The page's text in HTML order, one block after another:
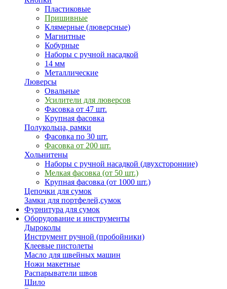
Пластиковые
Пришивные
Клямерные (люверсные)
Магнитные
Кобурные
Наборы с ручной насадкой
14 мм
Металлические
Люверсы
Овальные
Усилители для люверсов
Фасовка от 47 шт.
Крупная фасовка
Полукольца, рамки
Фасовка по 30 шт.
Фасовка от 200 шт.
Хольнитены
Наборы с ручной насадкой (двухсторонние)
Мелкая фасовка (от 50 шт.)
Крупная фасовка (от 1000 шт.)
Цепочки для сумок
Замки для портфелей,сумок
Фурнитура для сумок
Оборудование и инструменты
Дыроколы
Инструмент ручной (пробойники)
Клеевые пистолеты
Масло для швейных машин
Ножи макетные
Распарыватели швов
Шило